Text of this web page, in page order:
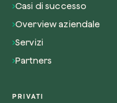
Casi di successo
Overview aziendale
Servizi
Partners
PRIVATI